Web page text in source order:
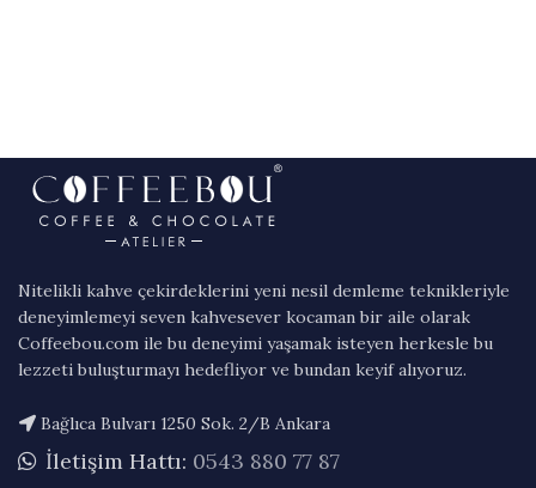
Nitelikli kahve çekirdeklerini yeni nesil demleme teknikleriyle
deneyimlemeyi seven kahvesever kocaman bir aile olarak
Coffeebou.com ile bu deneyimi yaşamak isteyen herkesle bu
lezzeti buluşturmayı hedefliyor ve bundan keyif alıyoruz.
Bağlıca Bulvarı 1250 Sok. 2/B Ankara
İletişim Hattı: 0543 880 77 87